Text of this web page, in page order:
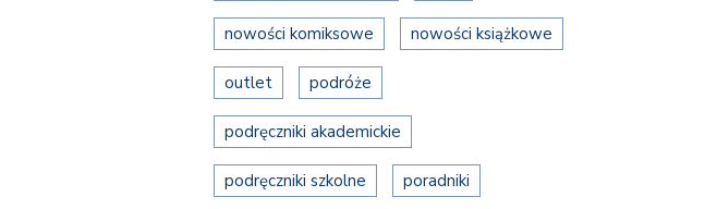
nowości komiksowe nowości książkowe
outlet podróże
podręczniki akademickie
podręczniki szkolne poradniki